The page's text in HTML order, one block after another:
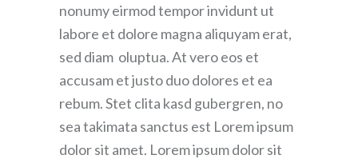
nonumy eirmod tempor invidunt ut
labore et dolore magna aliquyam erat,
sed diam oluptua. At vero eos et
accusam et justo duo dolores et ea
rebum. Stet clita kasd gubergren, no
sea takimata sanctus est Lorem ipsum
dolor sit amet. Lorem ipsum dolor sit